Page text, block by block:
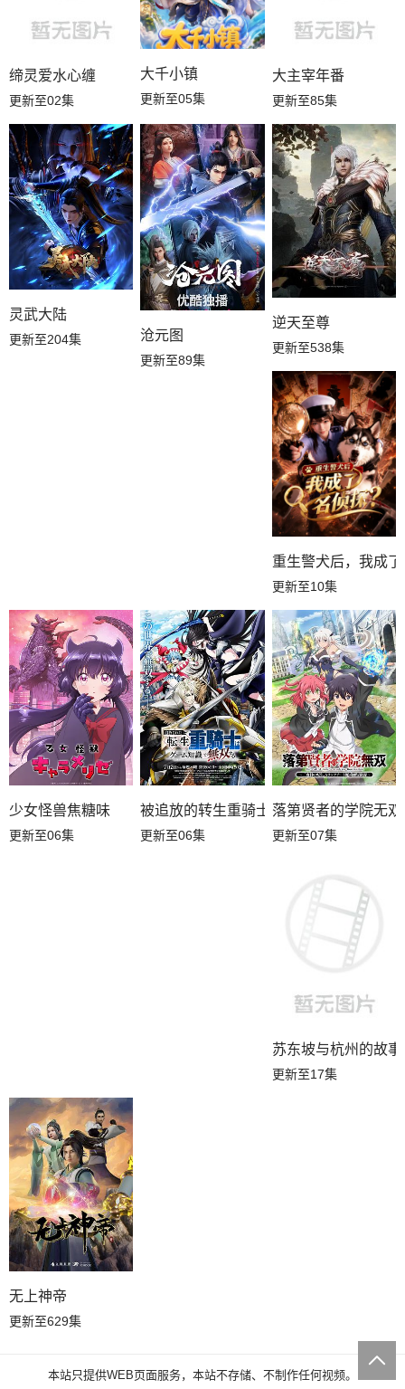
第02集 第01集
缔灵爱水心缠
更新至02集
大千小镇
更新至05集
大主宰年番
更新至85集
灵武大陆
更新至204集 沧元图
更新至89集
逆天至尊
更新至538集
重生警犬后，我成
更新至10集
少女怪兽焦糖味
更新至06集
被追放的转生重骑士用游戏知识开无双
更新至06集
落第贤者的学院无
更新至07集
苏东坡与杭州的故事
更新至17集
无上神帝
更新至629集
本站只提供WEB页面服务，本站不存储、不制作任何视频。